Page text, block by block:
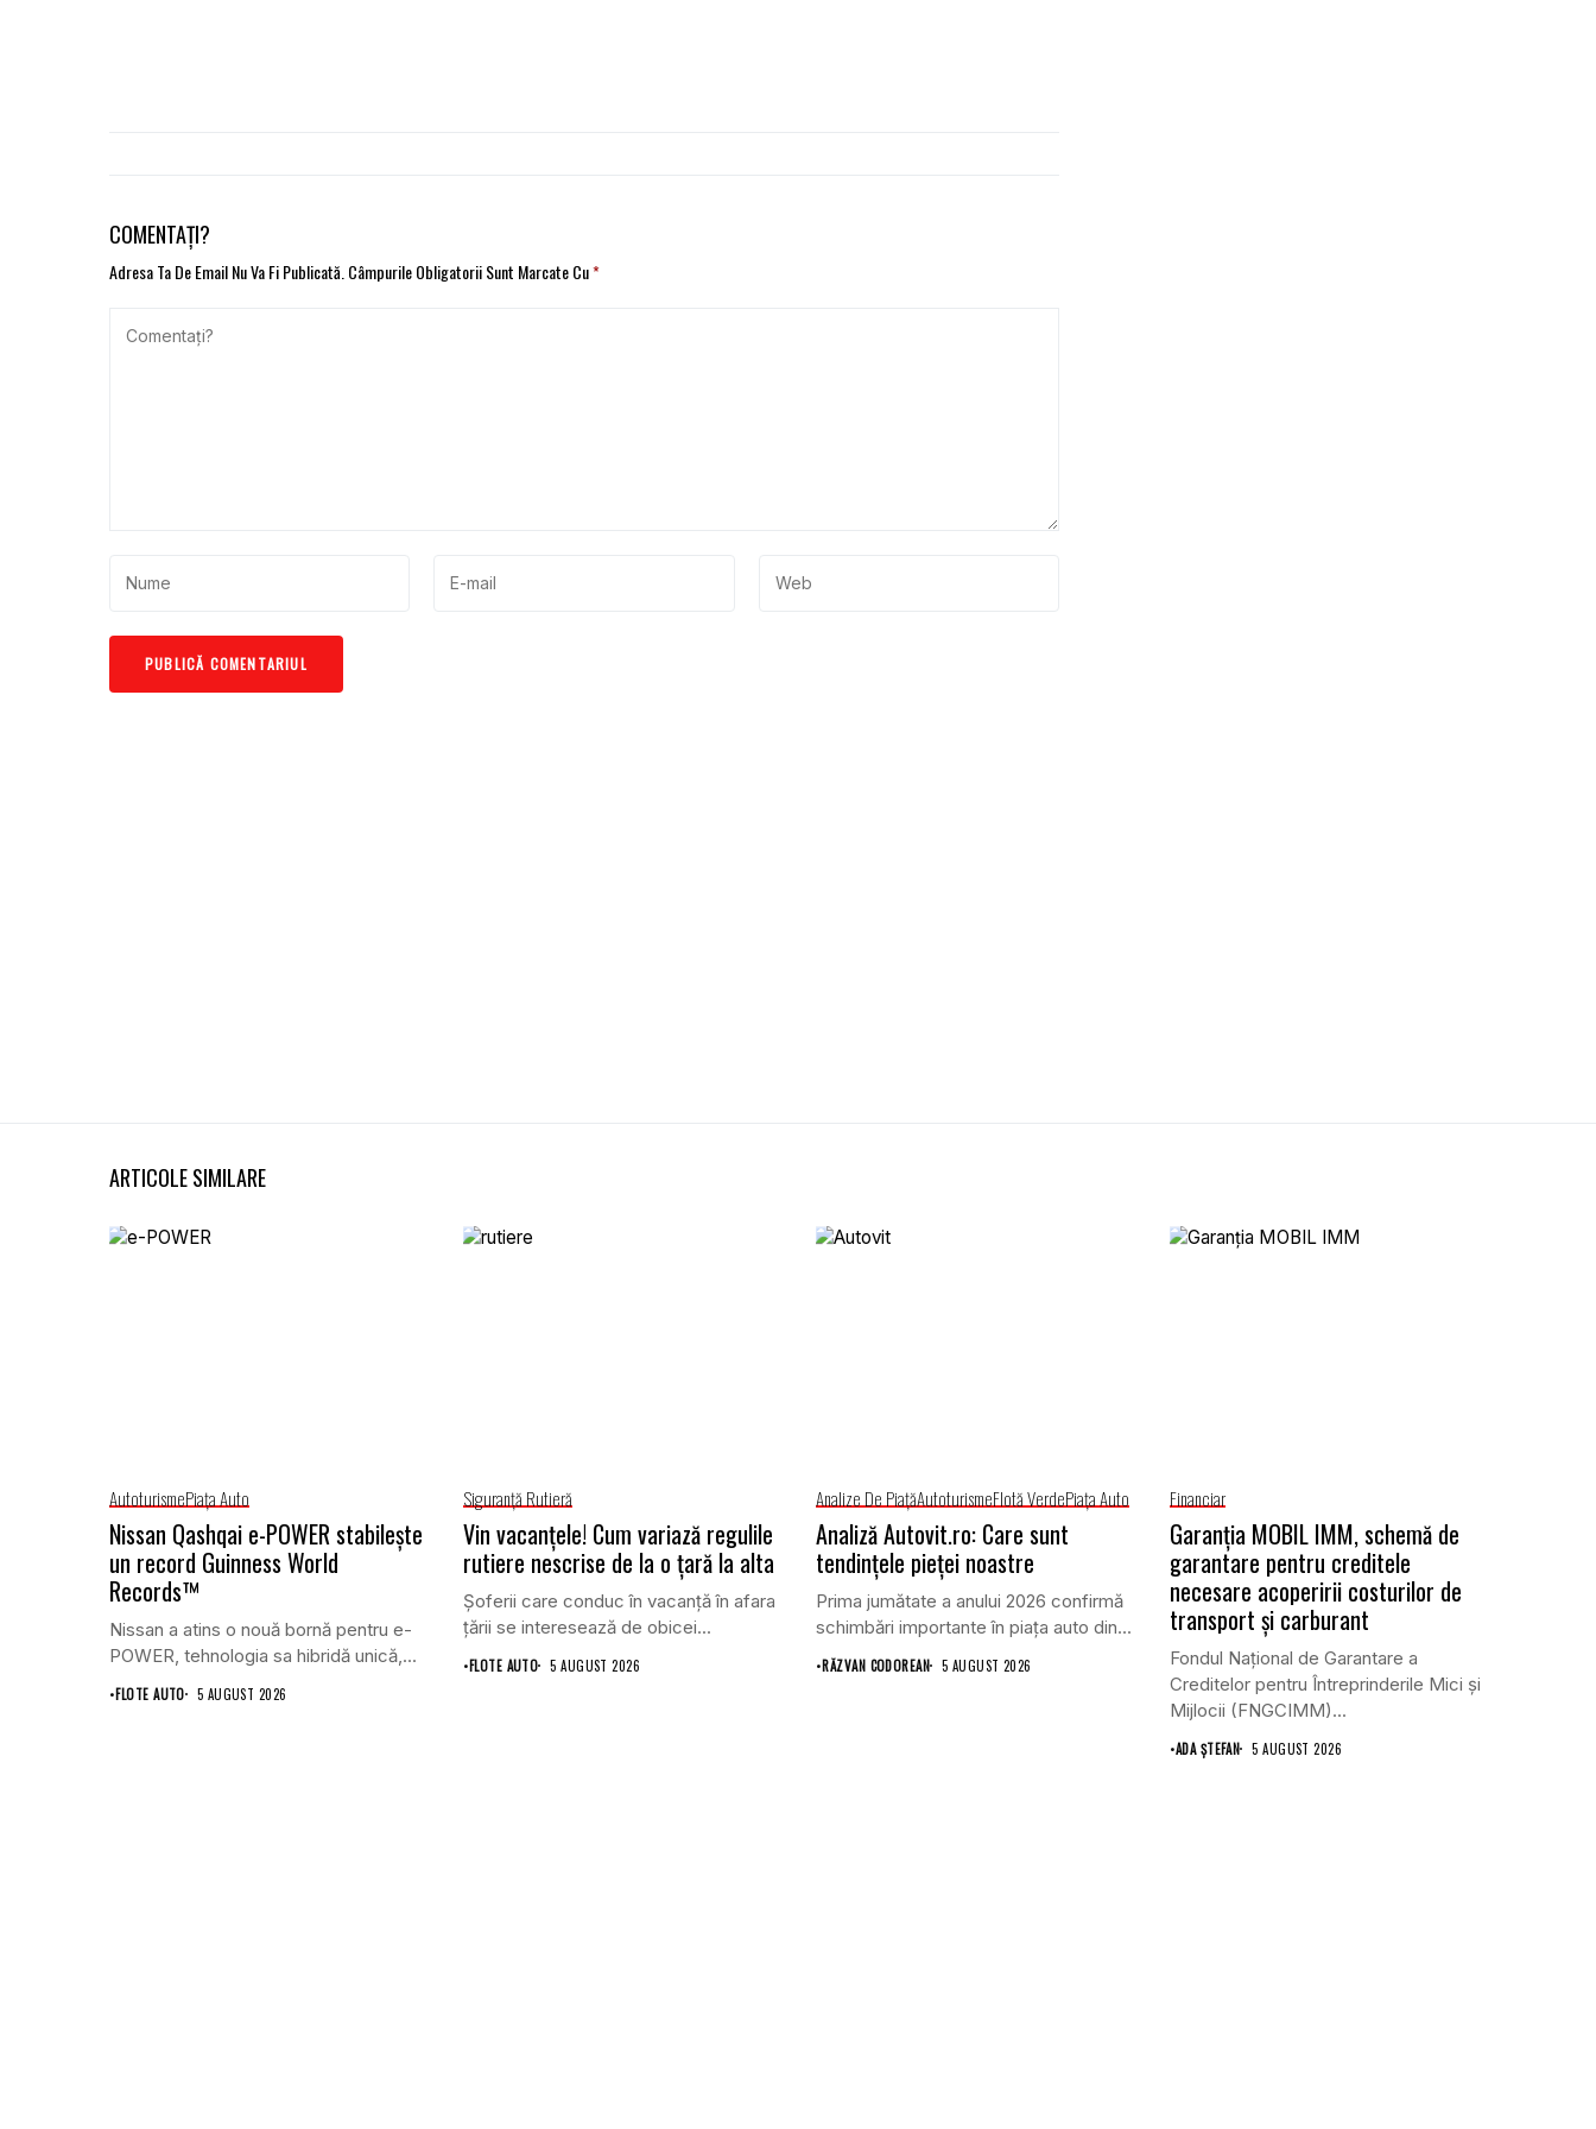
COMENTAȚI?
Adresa Ta De Email Nu Va Fi Publicată. Câmpurile Obligatorii Sunt Marcate Cu*
ARTICOLE SIMILARE
AutoturismePiaţa Auto
Nissan Qashqai e-POWER stabilește
un record Guinness World
Records™
Nissan a atins o nouă bornă pentru e-
POWER, tehnologia sa hibridă unică,...
•FLOTE AUTO 5 AUGUST 2026
Siguranţă Rutieră
Vin vacanțele! Cum variază regulile
rutiere nescrise de la o țară la alta
Șoferii care conduc în vacanță în afara
țării se interesează de obicei...
•FLOTE AUTO 5 AUGUST 2026
Analize De PiațăAutoturismeFlotă VerdePiaţa Auto
Analiză Autovit.ro: Care sunt
tendințele pieței noastre
Prima jumătate a anului 2026 confirmă
schimbări importante în piața auto din...
•RĂZVAN CODOREAN 5 AUGUST 2026
Financiar
Garanţia MOBIL IMM, schemă de
garantare pentru creditele
necesare acoperirii costurilor de
transport şi carburant
Fondul Național de Garantare a
Creditelor pentru Întreprinderile Mici și
Mijlocii (FNGCIMM)...
•ADA ȘTEFAN 5 AUGUST 2026